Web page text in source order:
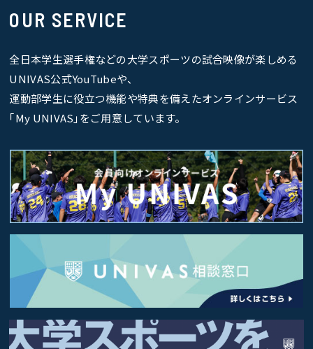
OUR SERVICE
全日本学生選手権などの大学スポーツの試合映像が楽しめる
UNIVAS公式YouTubeや、
運動部学生に役立つ機能や特典を備えたオンラインサービス
｢My UNIVAS｣をご用意しています。